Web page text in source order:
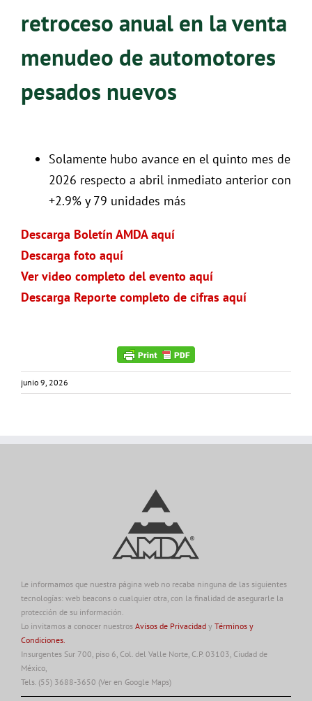
retroceso anual en la venta
menudeo de automotores
pesados nuevos
Solamente hubo avance en el quinto mes de
2026 respecto a abril inmediato anterior con
+2.9% y 79 unidades más
Descarga Boletín AMDA aquí
Descarga foto aquí
Ver video completo del evento aquí
Descarga Reporte completo de cifras aquí
junio 9, 2026
Le informamos que nuestra página web no recaba ninguna de las siguientes
tecnologías: web beacons o cualquier otra, con la finalidad de asegurarle la
protección de su información.
Lo invitamos a conocer nuestros Avisos de Privacidad y Términos y
Condiciones.
Insurgentes Sur 700, piso 6, Col. del Valle Norte, C.P. 03103, Ciudad de
México,
Tels. (55) 3688-3650 (Ver en Google Maps)